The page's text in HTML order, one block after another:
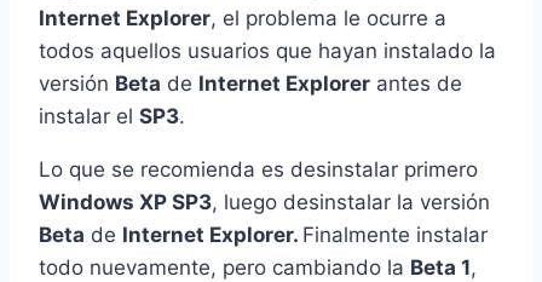
Internet Explorer, el problema le ocurre a
todos aquellos usuarios que hayan instalado la
versión Beta de Internet Explorer antes de
instalar el SP3.
Lo que se recomienda es desinstalar primero
Windows XP SP3, luego desinstalar la versión
Beta de Internet Explorer. Finalmente instalar
todo nuevamente, pero cambiando la Beta 1,